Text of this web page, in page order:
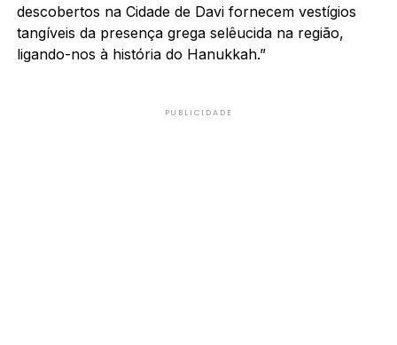
descobertos na Cidade de Davi fornecem vestígios
tangíveis da presença grega selêucida na região,
ligando-nos à história do Hanukkah.”
PUBLICIDADE